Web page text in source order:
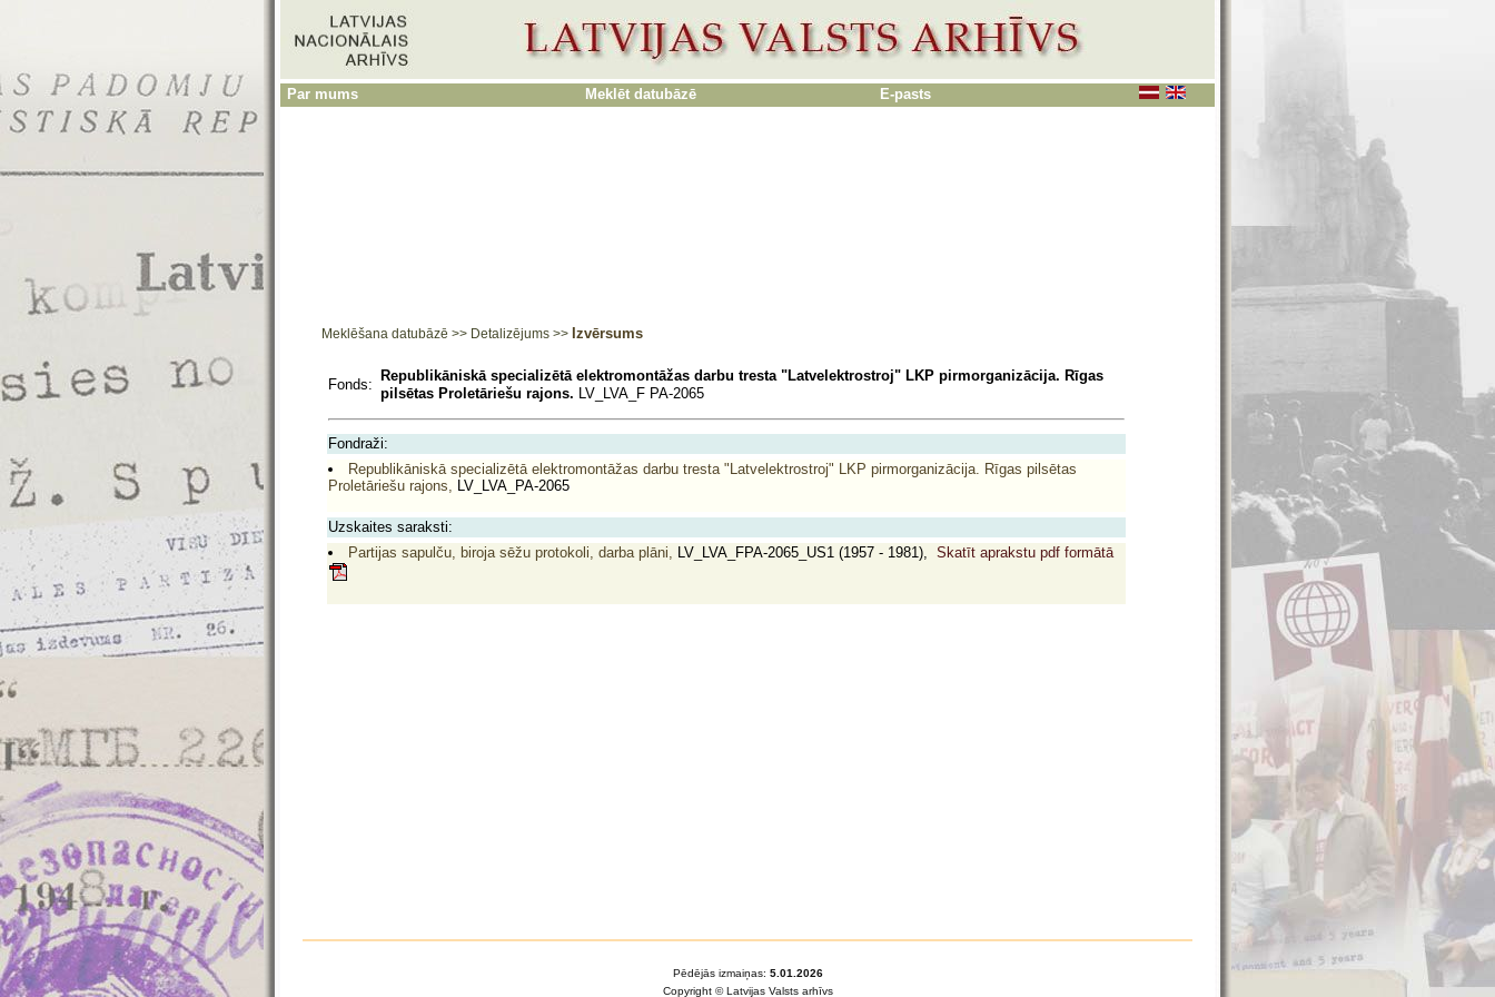
Par mums Meklēt datubāzē E-pasts
Meklēšana datubāzē >> Detalizējums >> Izvērsums
Fonds:
Republikāniskā specializētā elektromontāžas darbu tresta "Latvelektrostroj" LKP pirmorganizācija. Rīgas
pilsētas Proletāriešu rajons. LV_LVA_F PA-2065
Fondraži:
Republikāniskā specializētā elektromontāžas darbu tresta "Latvelektrostroj" LKP pirmorganizācija. Rīgas pilsētas
Proletāriešu rajons, LV_LVA_PA-2065
Uzskaites saraksti:
Partijas sapulču, biroja sēžu protokoli, darba plāni, LV_LVA_FPA-2065_US1 (1957 - 1981), Skatīt aprakstu pdf formātā
Pēdējās izmaiņas: 5.01.2026
Copyright © Latvijas Valsts arhīvs